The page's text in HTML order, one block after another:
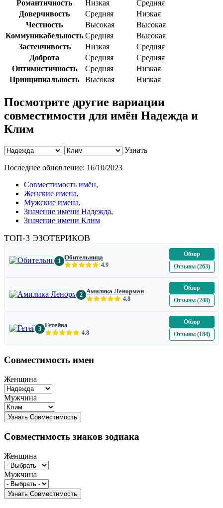
Романтичность Низкая
Средняя
Доверчивость
Средняя
Низкая
Честность
Высокая
Высокая
Коммуникабельность Средняя
Высокая
Застенчивость
Низкая
Средняя
Доброта
Средняя
Средняя
Оптимистичность
Средняя
Низкая
Принципиальность
Высокая Низкая
Посмотрите другие вариации
совместимости для имён Надежда и
Клим
Узнать
Последнее обновление: 16/10/2023
Совместимость имён,
Женские имена,
Мужские имена,
Значение имени Надежда,
Значение имени Клим
ТОП-3 ЭЗОТЕРИКОВ
1 Обительница
4.9
Обзор
Отзывы (263)
2 Амилика Ленорман
4.8
Обзор
Отзывы (248)
3 Гетейва
4.8
Обзор
Отзывы (184)
Совместимость имен
Женщина
Мужчина
Совместимость знаков зодиака
Женщина
Мужчина